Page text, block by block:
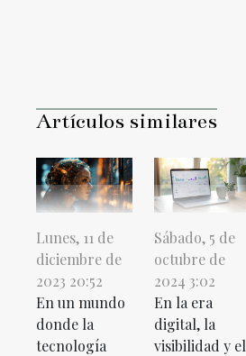
Artículos similares
Lunes, 11 de
diciembre de
2023 20:52
En un mundo
donde la
tecnología
Sábado, 5 de
octubre de
2024 3:02
En la era
digital, la
visibilidad y el